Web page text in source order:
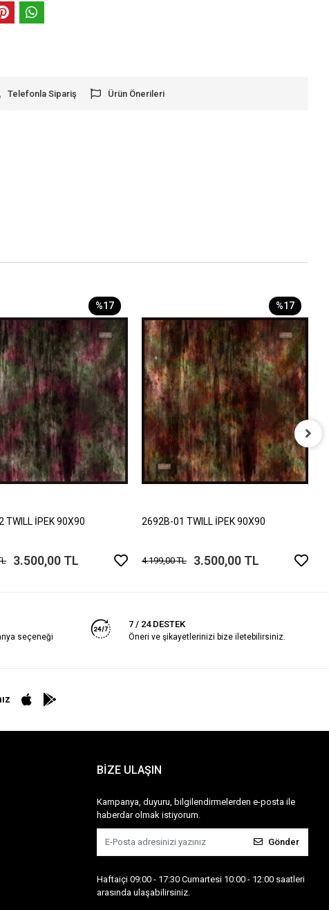
Telefonla Sipariş Ürün Önerileri
%17
TWILL İPEK 90X90
3.500,00 TL
%17
2692B-01 TWILL İPEK 90X90
4.199,00 TL 3.500,00 TL
seçeneği
7 / 24 DESTEK
Öneri ve şikayetlerinizi bize iletebilirsiniz.
BİZE ULAŞIN
Kampanya, duyuru, bilgilendirmelerden e-posta ile
haberdar olmak istiyorum.
Gönder
Haftaiçi 09:00 - 17:30 Cumartesi 10:00 - 12:00 saatleri
arasında ulaşabilirsiniz.